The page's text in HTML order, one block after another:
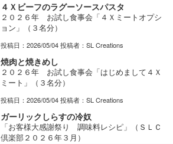
４Ｘビーフのラグーソースパスタ
２０２６年 お試し食事会「４Ｘミートオプシ
ョン」（３名分）
投稿日：2026/05/04 投稿者：SL Creations
焼肉と焼きめし
２０２６年 お試し食事会「はじめまして４Ｘ
ミート」（３名分）
投稿日：2026/05/04 投稿者：SL Creations
ガーリックしらすの冷奴
「お客様大感謝祭り 調味料レシピ」（ＳＬＣ
倶楽部２０２６年３月）